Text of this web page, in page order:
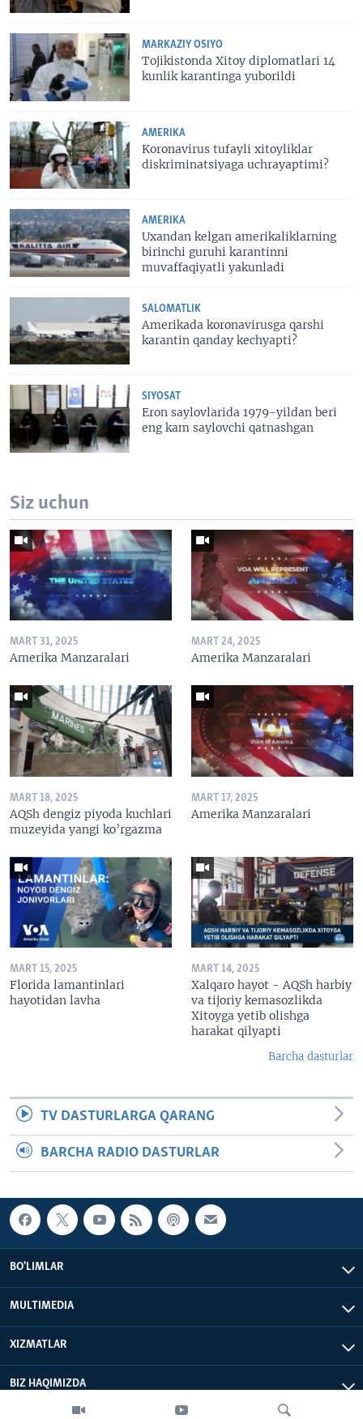
MARKAZIY OSIYO
Tojikistonda Xitoy diplomatlari 14
kunlik karantinga yuborildi
AMERIKA
Koronavirus tufayli xitoyliklar
diskriminatsiyaga uchrayaptimi?
AMERIKA
Uxandan kelgan amerikaliklarning
birinchi guruhi karantinni
muvaffaqiyatli yakunladi
SALOMATLIK
Amerikada koronavirusga qarshi
karantin qanday kechyapti?
SIYOSAT
Eron saylovlarida 1979-yildan beri
eng kam saylovchi qatnashgan
Siz uchun
MART 31, 2025
Amerika Manzaralari
MART 24, 2025
Amerika Manzaralari
MART 18, 2025
AQSh dengiz piyoda kuchlari
muzeyida yangi ko’rgazma
MART 17, 2025
Amerika Manzaralari
MART 15, 2025
Florida lamantinlari
hayotidan lavha
MART 14, 2025
Xalqaro hayot - AQSh harbiy
va tijoriy kemasozlikda
Xitoyga yetib olishga
harakat qilyapti
Barcha dasturlar
TV DASTURLARGA QARANG
BARCHA RADIO DASTURLAR
BO'LIMLAR
MULTIMEDIA
XIZMATLAR
BIZ HAQIMIZDA